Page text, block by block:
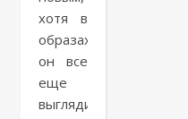
хотя в
образах
он все
еще
выглядит